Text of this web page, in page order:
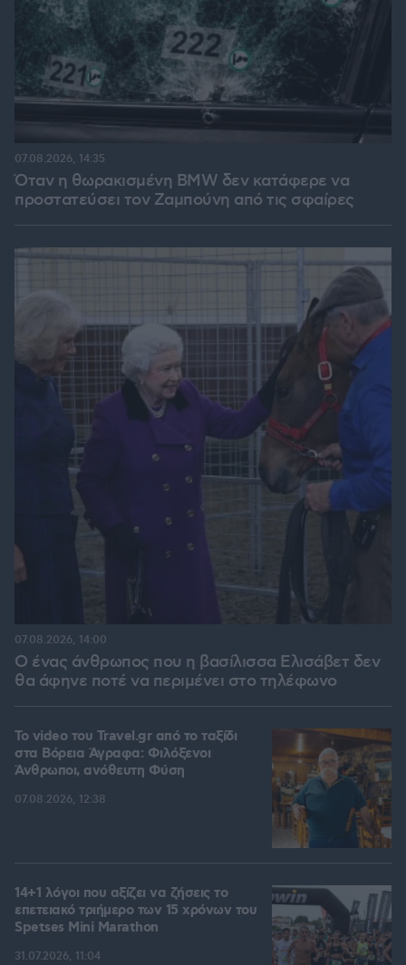
Όταν η θωρακισμένη BMW δεν κατάφερε να
προστατεύσει τον Ζαμπούνη από τις σφαίρες
07.08.2026, 14:35
Ο ένας άνθρωπος που η βασίλισσα Ελισάβετ δεν
θα άφηνε ποτέ να περιμένει στο τηλέφωνο
07.08.2026, 14:00
To video του Travel.gr από το ταξίδι
στα Βόρεια Άγραφα: Φιλόξενοι
Άνθρωποι, ανόθευτη Φύση
07.08.2026, 12:38
14+1 λόγοι που αξίζει να ζήσεις το
επετειακό τριήμερο των 15 χρόνων του
Spetses Mini Marathon
31.07.2026, 11:04